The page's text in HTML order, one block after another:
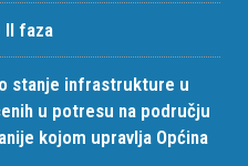
II faza
stanje infrastrukture u
u potresu na području
kojom upravlja Općina